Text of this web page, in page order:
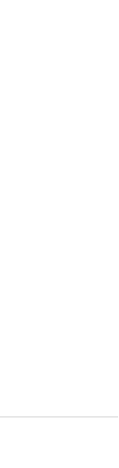
度。它會模擬實
以正確的語氣回
裝置且因錯誤碼
及改變對話主
作人員在持續